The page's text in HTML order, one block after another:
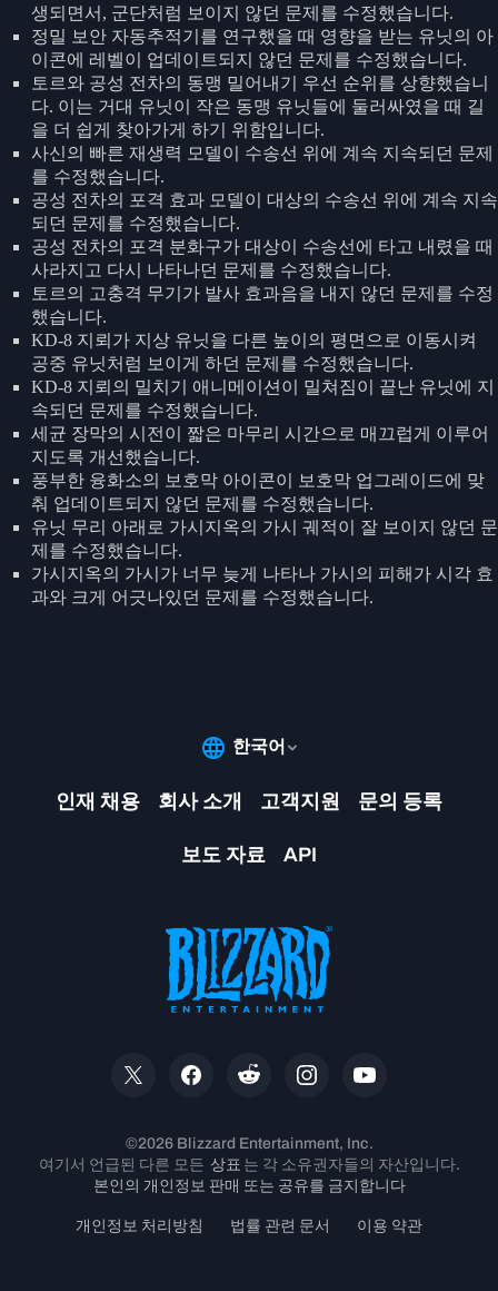
생되면서, 군단처럼 보이지 않던 문제를 수정했습니다.
정밀 보안 자동추적기를 연구했을 때 영향을 받는 유닛의 아
이콘에 레벨이 업데이트되지 않던 문제를 수정했습니다.
토르와 공성 전차의 동맹 밀어내기 우선 순위를 상향했습니
다. 이는 거대 유닛이 작은 동맹 유닛들에 둘러싸였을 때 길
을 더 쉽게 찾아가게 하기 위함입니다.
사신의 빠른 재생력 모델이 수송선 위에 계속 지속되던 문제
를 수정했습니다.
공성 전차의 포격 효과 모델이 대상의 수송선 위에 계속 지속
되던 문제를 수정했습니다.
공성 전차의 포격 분화구가 대상이 수송선에 타고 내렸을 때
사라지고 다시 나타나던 문제를 수정했습니다.
토르의 고충격 무기가 발사 효과음을 내지 않던 문제를 수정
했습니다.
KD-8 지뢰가 지상 유닛을 다른 높이의 평면으로 이동시켜
공중 유닛처럼 보이게 하던 문제를 수정했습니다.
KD-8 지뢰의 밀치기 애니메이션이 밀쳐짐이 끝난 유닛에 지
속되던 문제를 수정했습니다.
세균 장막의 시전이 짧은 마무리 시간으로 매끄럽게 이루어
지도록 개선했습니다.
풍부한 융화소의 보호막 아이콘이 보호막 업그레이드에 맞
춰 업데이트되지 않던 문제를 수정했습니다.
유닛 무리 아래로 가시지옥의 가시 궤적이 잘 보이지 않던 문
제를 수정했습니다.
가시지옥의 가시가 너무 늦게 나타나 가시의 피해가 시각 효
과와 크게 어긋나있던 문제를 수정했습니다.